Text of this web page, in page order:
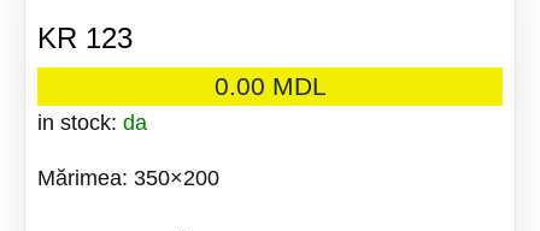
KR 123
0.00 MDL
in stock: da
Mărimea: 350×200